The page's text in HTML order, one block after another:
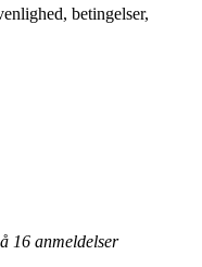
betingelser,
16 anmeldelser